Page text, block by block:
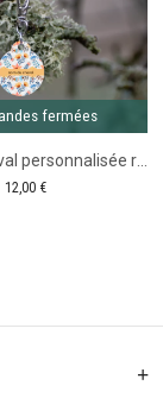
1m65
fermées
12,00 €